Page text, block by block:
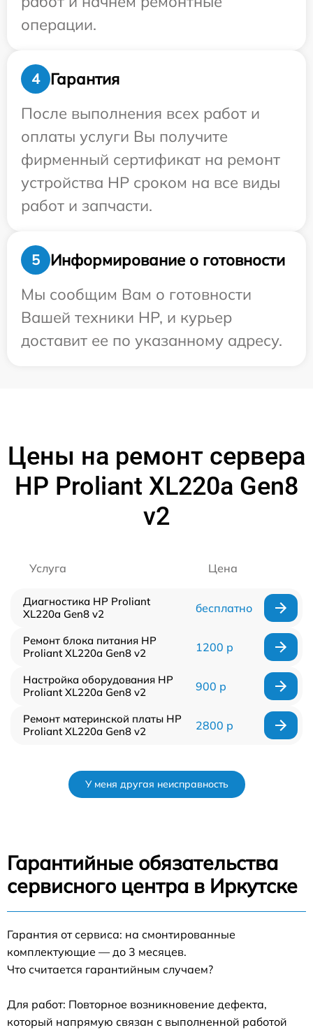
операции.
4
Гарантия
После выполнения всех работ и
оплаты услуги Вы получите
фирменный сертификат на ремонт
устройства HP сроком на все виды
работ и запчасти.
5
Информирование о готовности
Мы сообщим Вам о готовности
Вашей техники HP, и курьер
доставит ее по указанному адресу.
Цены на ремонт сервера
HP Proliant XL220a Gen8
v2
Услуга Цена
Диагностика HP Proliant
XL220a Gen8 v2
бесплатно
Ремонт блока питания HP
Proliant XL220a Gen8 v2
1200 р
Настройка оборудования HP
Proliant XL220a Gen8 v2
900 р
Ремонт материнской платы HP
Proliant XL220a Gen8 v2
2800 р
У меня другая неисправность
Гарантийные обязательства
сервисного центра в Иркутске
Гарантия от сервиса: на смонтированные
комплектующие — до 3 месяцев.
Что считается гарантийным случаем?
Для работ: Повторное возникновение дефекта,
который напрямую связан с выполненной работой